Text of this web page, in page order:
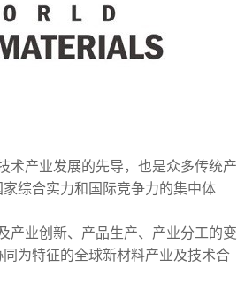
产业发展的先导，也是众多传统产
综合实力和国际竞争力的集中体
业创新、产品生产、产业分工的变
为特征的全球新材料产业及技术合